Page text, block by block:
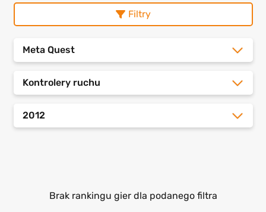
Filtry
Meta Quest
Kontrolery ruchu
2012
Brak rankingu gier dla podanego filtra